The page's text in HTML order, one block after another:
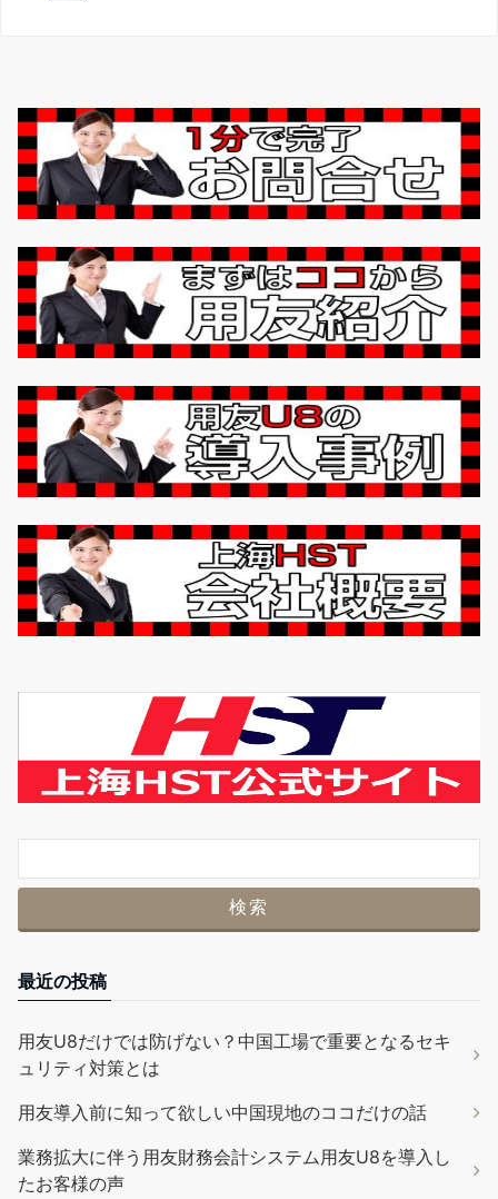
最近の投稿
用友U8だけでは防げない？中国工場で重要となるセキ
ュリティ対策とは
用友導入前に知って欲しい中国現地のココだけの話
業務拡大に伴う用友財務会計システム用友U8を導入し
たお客様の声